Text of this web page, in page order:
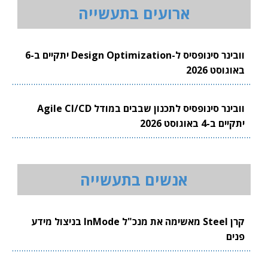
ארועים בתעשייה
וובינר סינופסיס ל-Design Optimization יתקיים ב-6
באוגוסט 2026
וובינר סינופסיס לתכנון שבבים במודל Agile CI/CD
יתקיים ב-4 באוגוסט 2026
אנשים בתעשייה
קרן Steel מאשימה את מנכ"ל InMode בניצול מידע
פנים